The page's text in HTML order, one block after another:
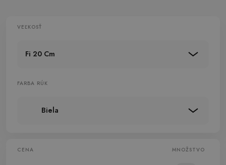
VEĽKOSŤ
Fi 20 Cm
FARBA RÚK
Biela
CENA MNOŽSTVO